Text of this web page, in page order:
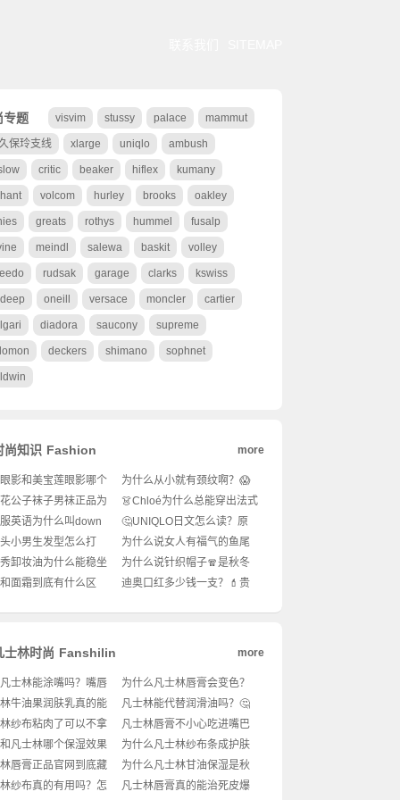
专题 visvim stussy palace mammut
保玲支线 xlarge uniqlo ambush
critic beaker hiflex kumany
volcom hurley brooks oakley
greats rothys hummel fusalp
meindl salewa baskit volley
rudsak garage clarks kswiss
oneill versace moncler cartier
diadora saucony supreme
deckers shimano sophnet
尚知识 Fashion more
影和美宝莲眼影哪个
新手入门到底该选谁？
为什么从小就有颈纹啊？😱
护肤小知识快收藏！
公子袜子男袜正品为
么火？🔥男生穿搭小
👗Chloé为什么总能穿出法式
慵懒高级感？🤔优雅女孩必
看穿搭攻略！
英语为什么叫down
❄️保暖穿搭怎么选才显
级？
🤔UNIQLO日文怎么读？原
来发音藏着这么多时尚密
码！
头小男生发型怎么打
新手必看！
为什么说女人有福气的鱼尾
纹是岁月馈赠？👀抗老护肤
怎么安排才科学？
卸妆油为什么能稳坐
第1名？🔥空瓶党都爱
为什么说针织帽子🧣是秋冬
穿搭的隐藏王者？怎么戴才
面霜到底有什么区
迪奥口红多少钱一支？💄贵
士林时尚 Fanshilin more
士林能涂嘴吗？嘴唇
皮还能用它急救？🤔
为什么凡士林唇膏会变色？
💄用了会不会伤嘴唇啊？🤔
牛油果润肤乳真的能
皮吗？💧
凡士林能代替润滑油吗？🤔
化妆包里的万能膏体到底怎
么用才对？🔥
纱布粘肉了可以不拿
⚠️伤口护理你真的做
？
凡士林唇膏不小心吃进嘴巴
有事吗？😱日常使用要注意
什么？
凡士林哪个保湿效果
筹？🧴秋冬干皮怎么
踩雷？
为什么凡士林纱布条成护肤
急救神器？🔥晒伤脱皮怎么
用才最有效？✨
唇膏正品官网到底藏
宝藏？💄成分党都爱
为什么凡士林甘油保湿是秋
冬护肤的“隐形贵妇”？🧴皮肤
纱布真的有用吗？怎
凡士林唇膏真的能治死皮爆